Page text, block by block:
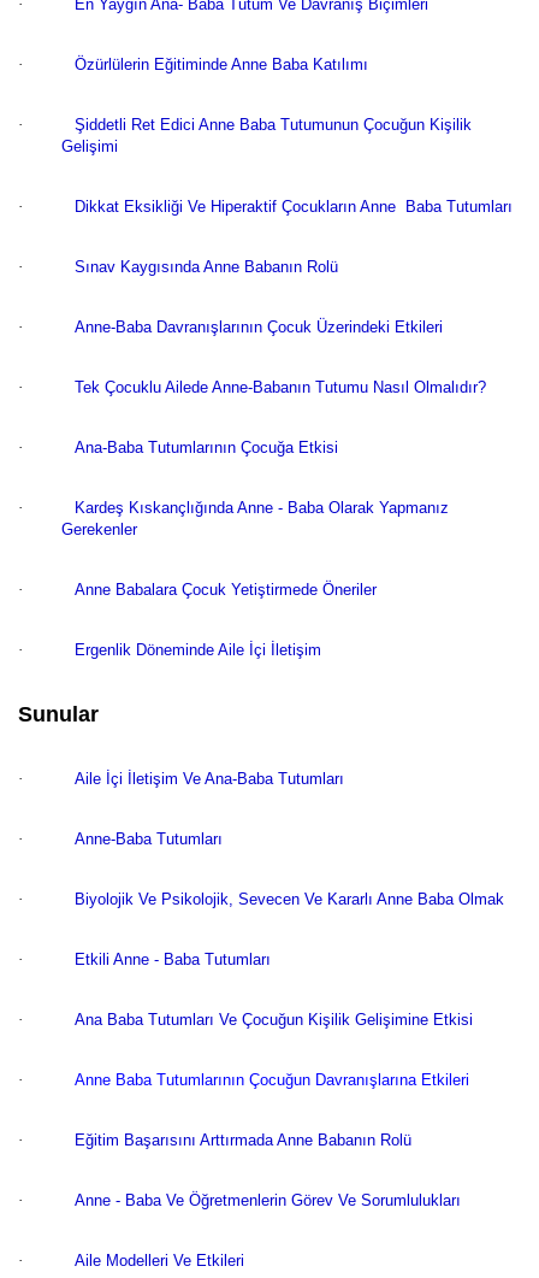
· En Yaygın Ana- Baba Tutum Ve Davranış Biçimleri
· Özürlülerin Eğitiminde Anne Baba Katılımı
·
Şiddetli Ret Edici Anne Baba Tutumunun Çocuğun Kişilik
Gelişimi
· Dikkat Eksikliği Ve Hiperaktif Çocukların Anne  Baba Tutumları
· Sınav Kaygısında Anne Babanın Rolü
· Anne-Baba Davranışlarının Çocuk Üzerindeki Etkileri
· Tek Çocuklu Ailede Anne-Babanın Tutumu Nasıl Olmalıdır?
· Ana-Baba Tutumlarının Çocuğa Etkisi
·
Kardeş Kıskançlığında Anne - Baba Olarak Yapmanız
Gerekenler
· Anne Babalara Çocuk Yetiştirmede Öneriler
· Ergenlik Döneminde Aile İçi İletişim
Sunular
· Aile İçi İletişim Ve Ana-Baba Tutumları
· Anne-Baba Tutumları
· Biyolojik Ve Psikolojik, Sevecen Ve Kararlı Anne Baba Olmak
· Etkili Anne - Baba Tutumları
· Ana Baba Tutumları Ve Çocuğun Kişilik Gelişimine Etkisi
· Anne Baba Tutumlarının Çocuğun Davranışlarına Etkileri
· Eğitim Başarısını Arttırmada Anne Babanın Rolü
· Anne - Baba Ve Öğretmenlerin Görev Ve Sorumlulukları
· Aile Modelleri Ve Etkileri